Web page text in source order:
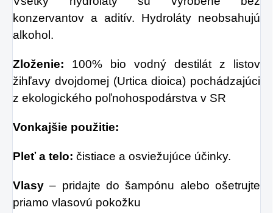
konzervantov a aditív. Hydroláty neobsahujú
alkohol.
Zloženie: 100% bio vodný destilát z listov
žihľavy dvojdomej (Urtica dioica) pochádzajúci
z ekologického poľnohospodárstva v SR
Vonkajšie použitie:
Pleť a telo: čistiace a osviežujúce účinky.
Vlasy – pridajte do šampónu alebo ošetrujte
priamo vlasovú pokožku